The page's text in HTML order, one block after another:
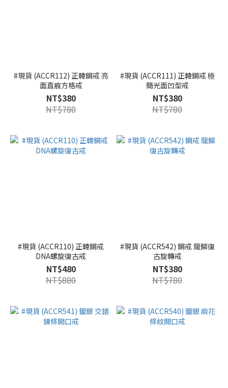
#現貨 (ACCR112) 正韓鋼戒 亮
面直痕方格戒
NT$380
NT$780
#現貨 (ACCR111) 正韓鋼戒 極
簡光面凹型戒
NT$380
NT$780
#現貨 (ACCR110) 正韓鋼戒
DNA螺旋復古戒
NT$480
NT$880
#現貨 (ACCR542) 鋼戒 龍鱗復
古旋轉戒
NT$380
NT$780